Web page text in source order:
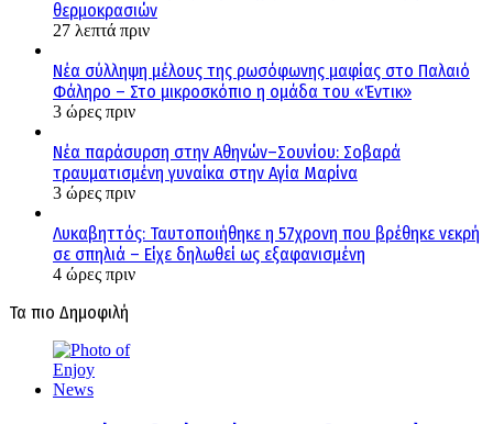
θερμοκρασιών
27 λεπτά πριν
Νέα σύλληψη μέλους της ρωσόφωνης μαφίας στο Παλαιό
Φάληρο – Στο μικροσκόπιο η ομάδα του «Έντικ»
3 ώρες πριν
Νέα παράσυρση στην Αθηνών–Σουνίου: Σοβαρά
τραυματισμένη γυναίκα στην Αγία Μαρίνα
3 ώρες πριν
Λυκαβηττός: Ταυτοποιήθηκε η 57χρονη που βρέθηκε νεκρή
σε σπηλιά – Είχε δηλωθεί ως εξαφανισμένη
4 ώρες πριν
Τα πιο Δημοφιλή